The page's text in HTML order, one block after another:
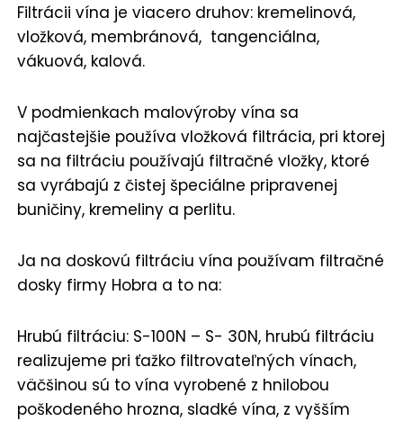
Filtrácii vína je viacero druhov: kremelinová,
vložková, membránová, tangenciálna,
vákuová, kalová.
V podmienkach malovýroby vína sa
najčastejšie používa vložková filtrácia, pri ktorej
sa na filtráciu používajú filtračné vložky, ktoré
sa vyrábajú z čistej špeciálne pripravenej
buničiny, kremeliny a perlitu.
Ja na doskovú filtráciu vína používam filtračné
dosky firmy Hobra a to na:
Hrubú filtráciu: S-100N – S- 30N, hrubú filtráciu
realizujeme pri ťažko filtrovateľných vínach,
väčšinou sú to vína vyrobené z hnilobou
poškodeného hrozna, sladké vína, z vyšším